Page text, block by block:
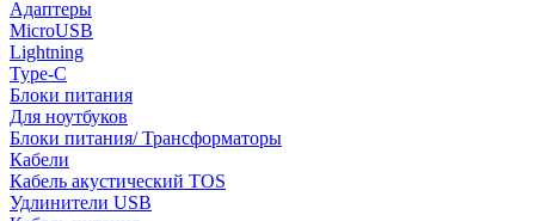
Адаптеры
MicroUSB
Lightning
Type-C
Блоки питания
Для ноутбуков
Блоки питания/ Трансформаторы
Кабели
Кабель акустический TOS
Удлинители USB